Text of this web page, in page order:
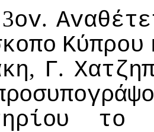
ov.
Κύπρoυ
, Γ.
τo